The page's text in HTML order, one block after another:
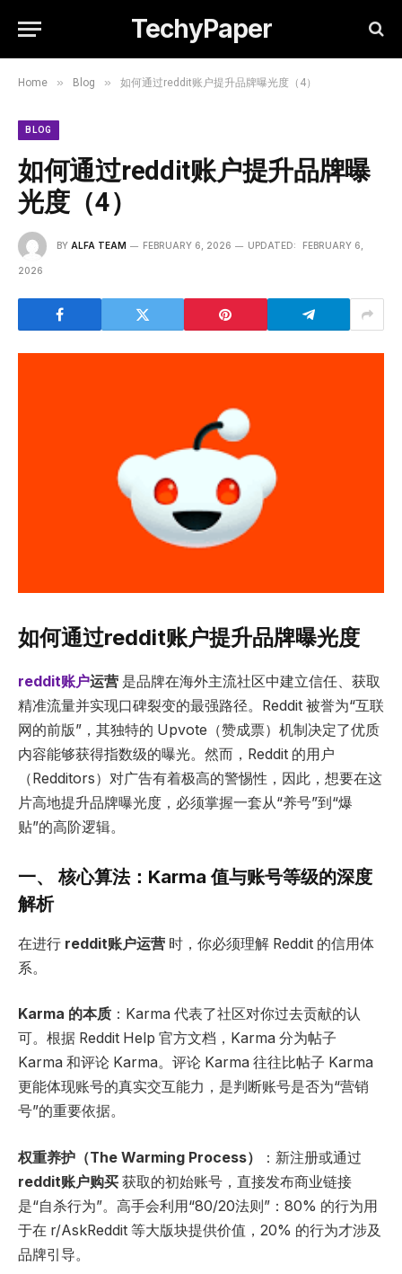
TechyPaper
Home » Blog » 如何通过reddit账户提升品牌曝光度（4）
BLOG
如何通过reddit账户提升品牌曝
光度（4）
BY ALFA TEAM FEBRUARY 6, 2026 UPDATED: FEBRUARY 6,
2026
如何通过reddit账户提升品牌曝光度
reddit账户运营 是品牌在海外主流社区中建立信任、获取
精准流量并实现口碑裂变的最强路径。Reddit 被誉为“互联
网的前版”，其独特的 Upvote（赞成票）机制决定了优质
内容能够获得指数级的曝光。然而，Reddit 的用户
（Redditors）对广告有着极高的警惕性，因此，想要在这
片高地提升品牌曝光度，必须掌握一套从“养号”到“爆
贴”的高阶逻辑。
一、 核心算法：Karma 值与账号等级的深度
解析
在进行 reddit账户运营 时，你必须理解 Reddit 的信用体
系。
Karma 的本质 ：Karma 代表了社区对你过去贡献的认
可。根据 Reddit Help 官方文档，Karma 分为帖子
Karma 和评论 Karma。评论 Karma 往往比帖子 Karma
更能体现账号的真实交互能力，是判断账号是否为“营销
号”的重要依据。
权重养护（The Warming Process）
：新注册或通过
reddit账户购买 获取的初始账号，直接发布商业链接
是“自杀行为”。高手会利用“80/20法则”：80% 的行为用
于在 r/AskReddit 等大版块提供价值，20% 的行为才涉及
品牌引导。